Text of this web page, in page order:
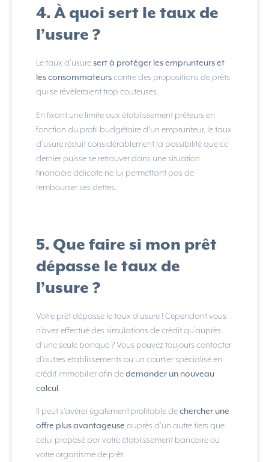
4. À quoi sert le taux de
l’usure ?
Le taux d’usuresert à protéger les emprunteurs et
les consommateurscontre des propositions de prêts
qui se révèleraient trop couteuses.
En fixant une limite aux établissement prêteurs en
fonction du profil budgétaire d’un emprunteur, le taux
d’usure réduit considérablement la possibilité que ce
dernier puisse se retrouver dans une situation
financière délicate ne lui permettant pas de
rembourser ses dettes.
5. Que faire si mon prêt
dépasse le taux de
l’usure ?
Votre prêt dépasse le taux d’usure ! Cependant vous
n’avez effectué des simulations de crédit qu’auprès
d’une seule banque ? Vous pouvez toujours contacter
d’autres établissements ou un courtier spécialisé en
crédit immobilier afin dedemander un nouveau
calcul .
Il peut s’avérer également profitable dechercher une
offre plus avantageuse auprès d’un autre tiers que
celui proposé par votre établissement bancaire ou
votre organisme de prêt.